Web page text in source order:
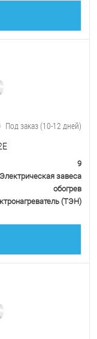
Под заказ (10-12 дней)
9
Электрическая завеса
обогрев
(ТЭН)